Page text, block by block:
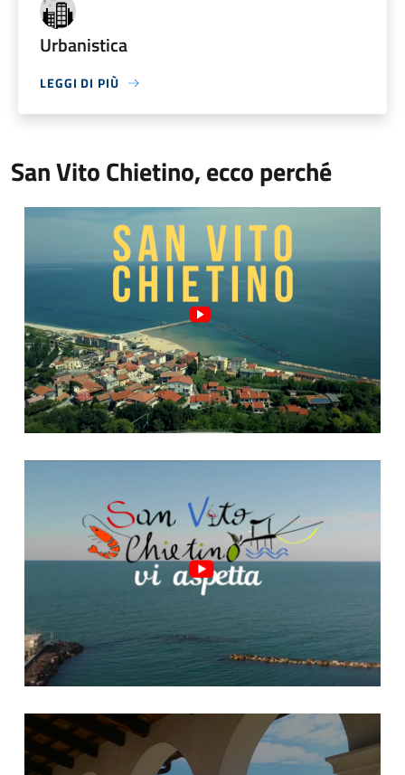
Urbanistica
LEGGI DI PIÙ
San Vito Chietino, ecco perché
Video Comune di San Vito Chietino
"Scopri San Vito" - Portale turistico del Comune di San Vito